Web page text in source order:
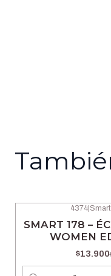
4374|
SMART 178 –
WOMEN
$13.900